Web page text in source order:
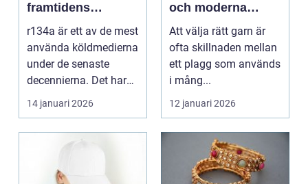
framtidens
alternativ
r134a är ett av de mest
använda köldmedierna
under de senaste
decennierna. Det har
haft en central r...
14 januari 2026
och moderna
färger för alla
stickare
Att välja rätt garn är
ofta skillnaden mellan
ett plagg som används
i mång...
12 januari 2026